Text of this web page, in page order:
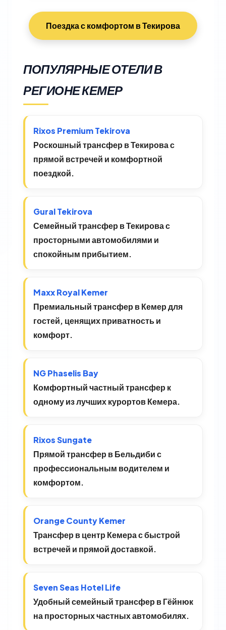
Поездка с комфортом в Текирова
ПОПУЛЯРНЫЕ ОТЕЛИ В
РЕГИОНЕ КЕМЕР
Rixos Premium Tekirova
Роскошный трансфер в Текирова с
прямой встречей и комфортной
поездкой.
Gural Tekirova
Семейный трансфер в Текирова с
просторными автомобилями и
спокойным прибытием.
Maxx Royal Kemer
Премиальный трансфер в Кемер для
гостей, ценящих приватность и
комфорт.
NG Phaselis Bay
Комфортный частный трансфер к
одному из лучших курортов Кемера.
Rixos Sungate
Прямой трансфер в Бельдиби с
профессиональным водителем и
комфортом.
Orange County Kemer
Трансфер в центр Кемера с быстрой
встречей и прямой доставкой.
Seven Seas Hotel Life
Удобный семейный трансфер в Гёйнюк
на просторных частных автомобилях.